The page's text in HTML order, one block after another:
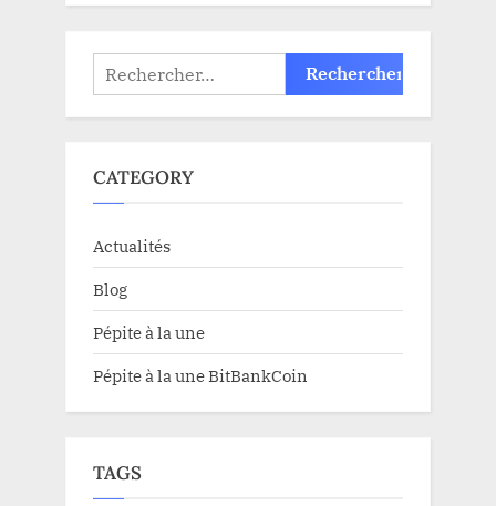
Rechercher :
CATEGORY
Actualités
Blog
Pépite à la une
Pépite à la une BitBankCoin
TAGS